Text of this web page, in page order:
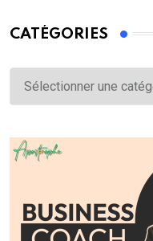
CATÉGORIES